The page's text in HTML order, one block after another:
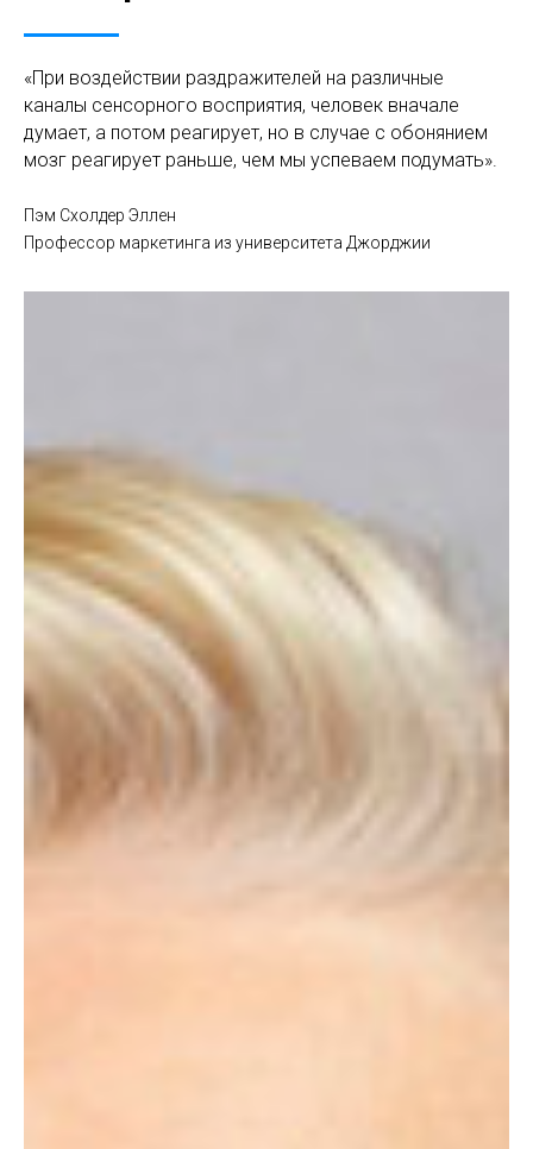
«При воздействии раздражителей на различные
каналы сенсорного восприятия, человек вначале
думает, а потом реагирует, но в случае с обонянием
мозг реагирует раньше, чем мы успеваем подумать».
Пэм Схолдер Эллен
Профессор маркетинга из университета Джорджии